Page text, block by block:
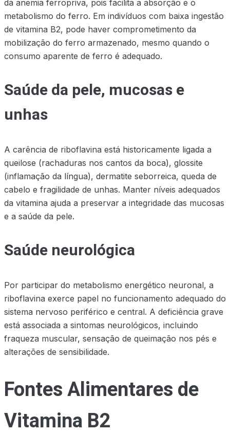
da anemia ferropriva, pois facilita a absorção e o
metabolismo do ferro. Em indivíduos com baixa ingestão
de vitamina B2, pode haver comprometimento da
mobilização do ferro armazenado, mesmo quando o
consumo aparente de ferro é adequado.
Saúde da pele, mucosas e
unhas
A carência de riboflavina está historicamente ligada a
queilose (rachaduras nos cantos da boca), glossite
(inflamação da língua), dermatite seborreica, queda de
cabelo e fragilidade de unhas. Manter níveis adequados
da vitamina ajuda a preservar a integridade das mucosas
e a saúde da pele.
Saúde neurológica
Por participar do metabolismo energético neuronal, a
riboflavina exerce papel no funcionamento adequado do
sistema nervoso periférico e central. A deficiência grave
está associada a sintomas neurológicos, incluindo
fraqueza muscular, sensação de queimação nos pés e
alterações de sensibilidade.
Fontes Alimentares de
Vitamina B2